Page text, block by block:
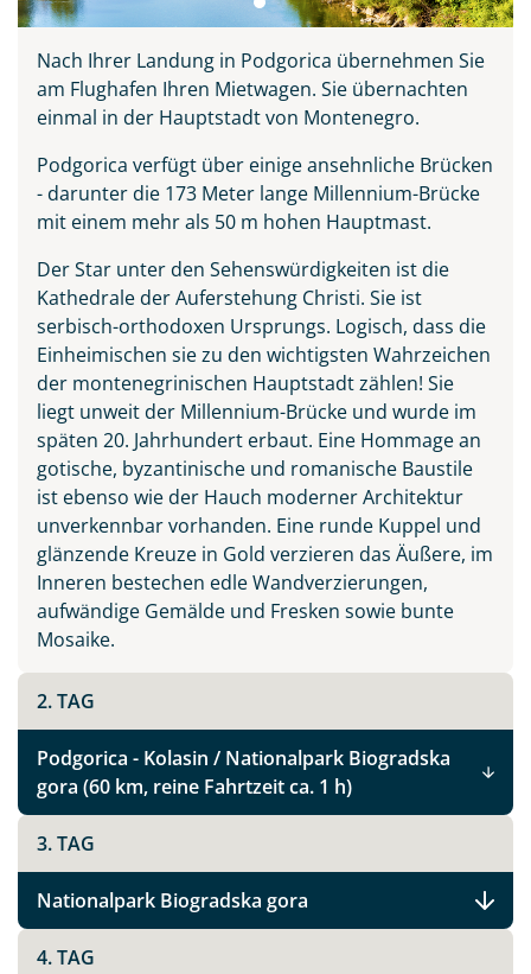
Nach Ihrer Landung in Podgorica übernehmen Sie
am Flughafen Ihren Mietwagen. Sie übernachten
einmal in der Hauptstadt von Montenegro.
Podgorica verfügt über einige ansehnliche Brücken
- darunter die 173 Meter lange Millennium-Brücke
mit einem mehr als 50 m hohen Hauptmast.
Der Star unter den Sehenswürdigkeiten ist die
Kathedrale der Auferstehung Christi. Sie ist
serbisch-orthodoxen Ursprungs. Logisch, dass die
Einheimischen sie zu den wichtigsten Wahrzeichen
der montenegrinischen Hauptstadt zählen! Sie
liegt unweit der Millennium-Brücke und wurde im
späten 20. Jahrhundert erbaut. Eine Hommage an
gotische, byzantinische und romanische Baustile
ist ebenso wie der Hauch moderner Architektur
unverkennbar vorhanden. Eine runde Kuppel und
glänzende Kreuze in Gold verzieren das Äußere, im
Inneren bestechen edle Wandverzierungen,
aufwändige Gemälde und Fresken sowie bunte
Mosaike.
2. TAG
Podgorica - Kolasin / Nationalpark Biogradska
gora (60 km, reine Fahrtzeit ca. 1 h)
3. TAG
Nationalpark Biogradska gora
4. TAG